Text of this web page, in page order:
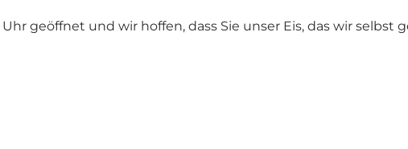
Uhr geöffnet und wir hoffen, dass Sie unser Eis, das wir